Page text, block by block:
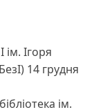
Ігоря
14 грудня
ім.